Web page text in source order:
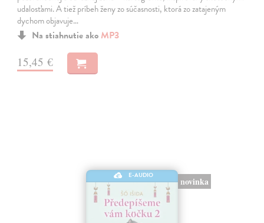
udalosťami. A tiež príbeh ženy zo súčasnosti, ktorá zo zatajeným
dychom objavuje…
Na stiahnutie ako MP3
15,45 €
E-AUDIO
novinka